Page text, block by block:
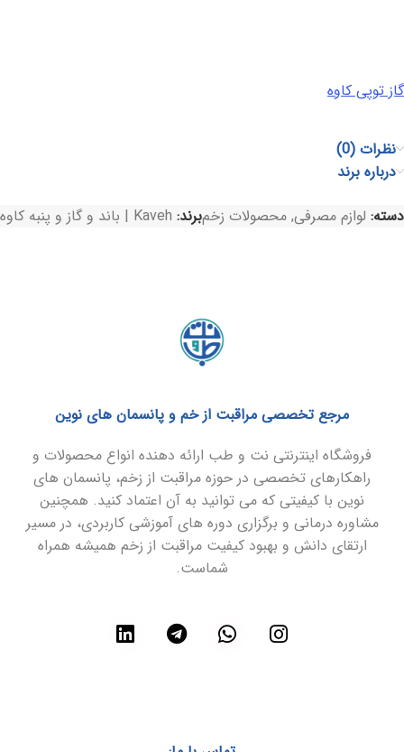
گاز توپی کاوه
نظرات (0)
درباره برند
دسته: لوازم مصرفی, محصولات زخمبرند: Kaveh | باند و گاز و پنبه کاوه
مرجع تخصصی مراقبت از خم و پانسمان های نوین
فروشگاه اینترنتی نت و طب ارائه دهنده انواع محصولات و
راهکارهای تخصصی در حوزه مراقبت از زخم، پانسمان های
نوین با کیفیتی که می توانید به آن اعتماد کنید. همچنین
مشاوره درمانی و برگزاری دوره های آموزشی کاربردی، در مسیر
ارتقای دانش و بهبود کیفیت مراقبت از زخم همیشه همراه
شماست.